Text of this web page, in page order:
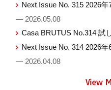
Next Issue No. 315 2026年
— 2026.05.08
Casa BRUTUS No.314 試
Next Issue No. 314 2026年
— 2026.04.08
View